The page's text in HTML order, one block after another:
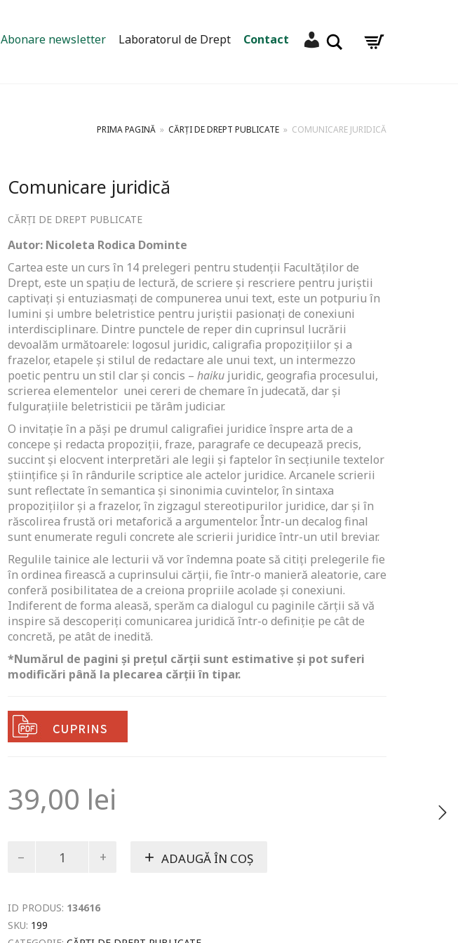
Abonare newsletter Laboratorul de Drept Contact Contul meuCaută
PRIMA PAGINĂ » CĂRȚI DE DREPT PUBLICATE » COMUNICARE JURIDICĂ
Comunicare juridică
CĂRȚI DE DREPT PUBLICATE
Autor: Nicoleta Rodica Dominte
Cartea este un curs în 14 prelegeri pentru studenţii Facultăţilor de
Drept, este un spaţiu de lectură, de scriere şi rescriere pentru juriştii
captivaţi şi entuziasmaţi de compunerea unui text, este un potpuriu în
lumini şi umbre beletristice pentru juriştii pasionaţi de conexiuni
interdisciplinare. Dintre punctele de reper din cuprinsul lucrării
devoalăm următoarele: logosul juridic, caligrafia propoziţiilor şi a
frazelor, etapele şi stilul de redactare ale unui text, un intermezzo
poetic pentru un stil clar şi concis – haiku juridic, geografia procesului,
scrierea elementelor unei cereri de chemare în judecată, dar şi
fulguraţiile beletristicii pe tărâm judiciar.
O invitaţie în a păşi pe drumul caligrafiei juridice înspre arta de a
concepe şi redacta propoziţii, fraze, paragrafe ce decupează precis,
succint şi elocvent interpretări ale legii şi faptelor în secţiunile textelor
ştiinţifice şi în rândurile scriptice ale actelor juridice. Arcanele scrierii
sunt reflectate în semantica şi sinonimia cuvintelor, în sintaxa
propoziţiilor şi a frazelor, în zigzagul stereotipurilor juridice, dar şi în
răscolirea frustă ori metaforică a argumentelor. Într-un decalog final
sunt enumerate reguli concrete ale scrierii juridice într-un util breviar.
Regulile tainice ale lecturii vă vor îndemna poate să citiţi prelegerile fie
în ordinea firească a cuprinsului cărţii, fie într-o manieră aleatorie, care
conferă posibilitatea de a creiona propriile acolade şi conexiuni.
Indiferent de forma aleasă, sperăm ca dialogul cu paginile cărţii să vă
inspire să descoperiţi comunicarea juridică într-o definiţie pe cât de
concretă, pe atât de inedită.
*Numărul de pagini și prețul cărții sunt estimative și pot suferi
modificări până la plecarea cărții în tipar.
39,00 lei
Comunicare
ADAUGĂ ÎN COȘ
ID PRODUS: 134616
SKU: 199